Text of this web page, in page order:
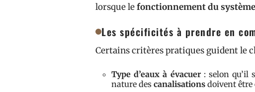
lorsque lefonctionnement du système
Les spécificités à prendre en
Certains critères pratiques guident le
Type d’eaux à évacuer: selon qu’il
nature des canalisations doivent être